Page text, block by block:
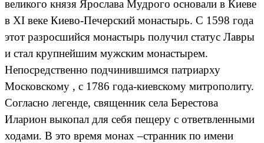
великого князя Ярослава Мудрого основали в Киеве
в XI веке Киево-Печерский монастырь. С 1598 года
этот разросшийся монастырь получил статус Лавры
и стал крупнейшим мужским монастырем.
Непосредственно подчинившимся патриарху
Московскому , с 1786 года-киевскому митрополиту.
Согласно легенде, священник села Берестова
Иларион выкопал для себя пещеру с ответвленными
ходами. В это время монах –странник по имени